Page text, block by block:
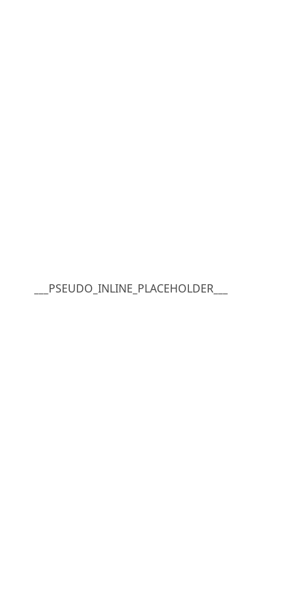
___PSEUDO_INLINE_PLACEHOLDER___